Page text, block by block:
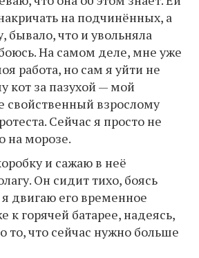
на подчинённых, а
бывало, что и увольняла
На самом деле, мне уже
работа, но сам я уйти не
кот за пазухой — мой
свойственный взрослому
Сейчас я просто не
на морозе.
и сажаю в неё
Он сидит тихо, боясь
двигаю его временное
горячей батарее, надеясь,
то, что сейчас нужно больше